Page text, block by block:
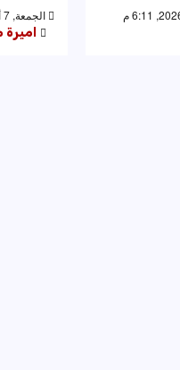
الجمعة, 7 أغسطس 2026, 7:56 م